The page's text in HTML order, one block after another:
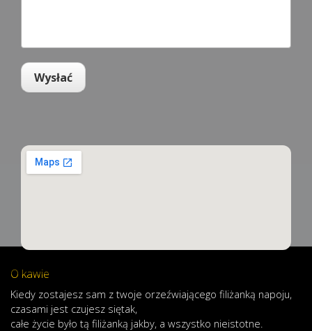
Wysłać
O kawie
Kiedy zostajesz sam z twoje orzeźwiającego filiżanką napoju,
czasami jest czujesz siętak,
całe życie było tą filiżanką jakby, a wszystko nieistotne